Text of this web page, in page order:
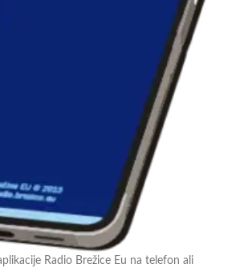
Radio Brežice Eu na telefon ali